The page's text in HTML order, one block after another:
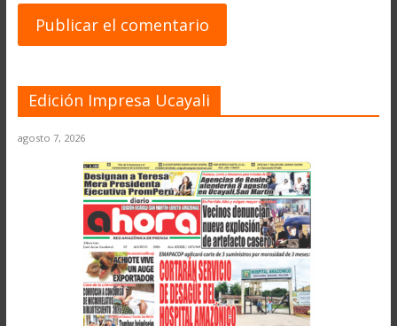
Edición Impresa Ucayali
agosto 7, 2026